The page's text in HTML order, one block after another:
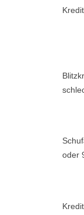
oder